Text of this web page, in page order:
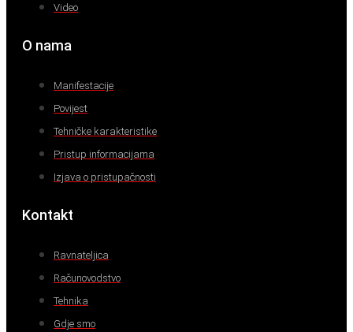
Video
O nama
Manifestacije
Povijest
Tehničke karakteristike
Pristup informacijama
Izjava o pristupačnosti
Kontakt
Ravnateljica
Računovodstvo
Tehnika
Gdje smo